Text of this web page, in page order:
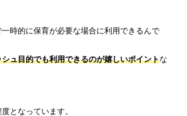
時的に保育が必要な場合に利用できるんで
ュ目的でも利用できるのが嬉しいポイントな
となっています。